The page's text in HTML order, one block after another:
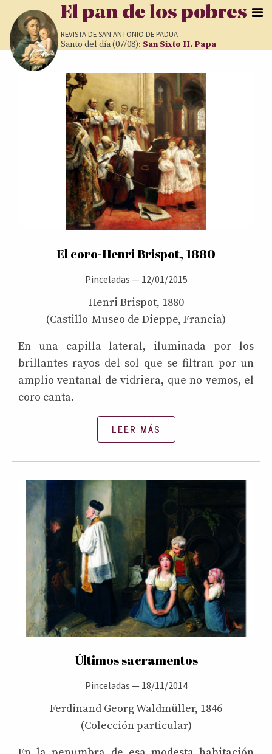
Pasar al contenido principal
El pan de los pobres
REVISTA DESAN ANTONIO DE PADUA
Santo del día (07/08): San Sixto II. Papa
El coro-Henri Brispot, 1880
Pinceladas — 12/01/2015
Henri Brispot, 1880
(Castillo-Museo de Dieppe, Francia)
En una capilla lateral, iluminada por los
brillantes rayos del sol que se filtran por un
amplio ventanal de vidriera, que no vemos, el
coro canta.
LEER MÁS
Últimos sacramentos
Pinceladas — 18/11/2014
Ferdinand Georg Waldmüller, 1846
(Colección particular)